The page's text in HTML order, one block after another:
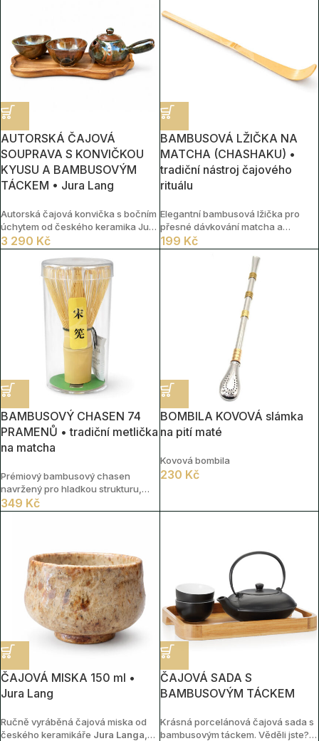
keramikou a výraznou
krakelovanou glazurou kalíšků.
AUTORSKÁ ČAJOVÁ
SOUPRAVA S KONVIČKOU
KYUSU A BAMBUSOVÝM
TÁCKEM • Jura Lang
Autorská čajová konvička s bočním
úchytem od českého keramika Jury
Langa. Ručně vytvořený originál s
výraznou zemitou glazurou, určený
především pro přípravu kvalitních
vícenálevových čajů.
3 290 Kč
BAMBUSOVÁ LŽIČKA NA
MATCHA (CHASHAKU) •
tradiční nástroj čajového
rituálu
Elegantní bambusová lžička pro
přesné dávkování matcha a
harmonickou přípravu čaje.
199 Kč
BAMBUSOVÝ CHASEN 74
PRAMENŮ • tradiční metlička
na matcha
Prémiový bambusový chasen
navržený pro hladkou strukturu,
plnou chuť a autentický čajový
zážitek.
349 Kč
BOMBILA KOVOVÁ slámka
na pití maté
Kovová bombila
230 Kč
ČAJOVÁ MISKA 150 ml •
Jura Lang
Ručně vyráběná čajová miska od
českého keramikáře Jura Langa
ČAJOVÁ SADA S
BAMBUSOVÝM TÁCKEM
Krásná porcelánová čajová sada s
bambusovým táckem. Věděli jste?,